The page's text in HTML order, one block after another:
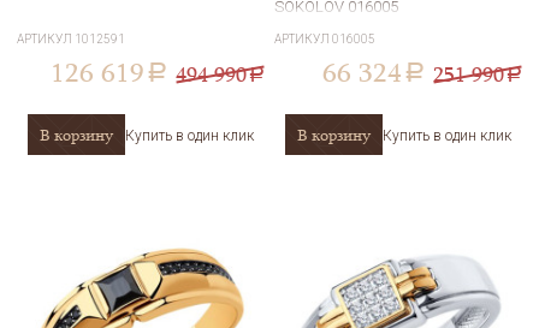
АРТИКУЛ 1012591
126 619 a 494 990a
В корзину Купить в один клик
SOKOLOV 016005
АРТИКУЛ016005
66 324 a 251 990a
В корзину Купить в один клик